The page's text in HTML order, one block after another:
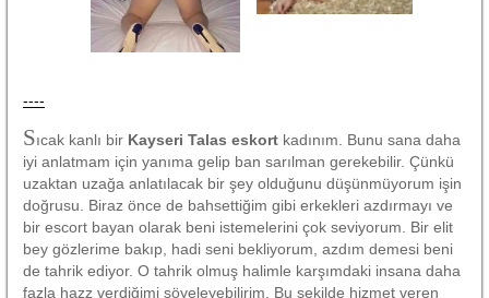
----
Sıcak kanlı bir Kayseri Talas eskort kadınım. Bunu sana daha
iyi anlatmam için yanıma gelip ban sarılman gerekebilir. Çünkü
uzaktan uzağa anlatılacak bir şey olduğunu düşünmüyorum işin
doğrusu. Biraz önce de bahsettiğim gibi erkekleri azdırmayı ve
bir escort bayan olarak beni istemelerini çok seviyorum. Bir elit
bey gözlerime bakıp, hadi seni bekliyorum, azdım demesi beni
de tahrik ediyor. O tahrik olmuş halimle karşımdaki insana daha
fazla hazz verdiğimi söyeleyebilirim. Bu şekilde hizmet veren